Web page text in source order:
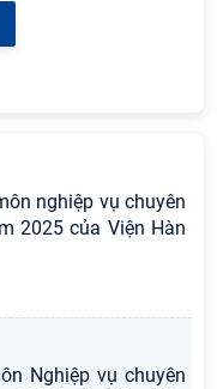
nghiệp vụ chuyên
2025 của Viện Hàn
Nghiệp vụ chuyên